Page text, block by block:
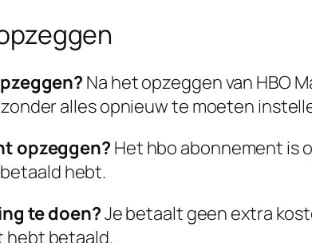
Na het opzeggen van HBO
alles opnieuw te moeten
opzeggen? Het hbo abonnement is
hebt.
te doen?Je betaalt geen extra
hebt betaald.